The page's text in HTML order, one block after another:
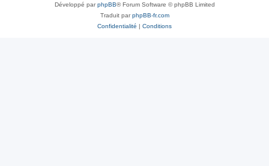
Développé parphpBB® Forum Software © phpBB Limited
Traduit parphpBB-fr.com
Confidentialité | Conditions